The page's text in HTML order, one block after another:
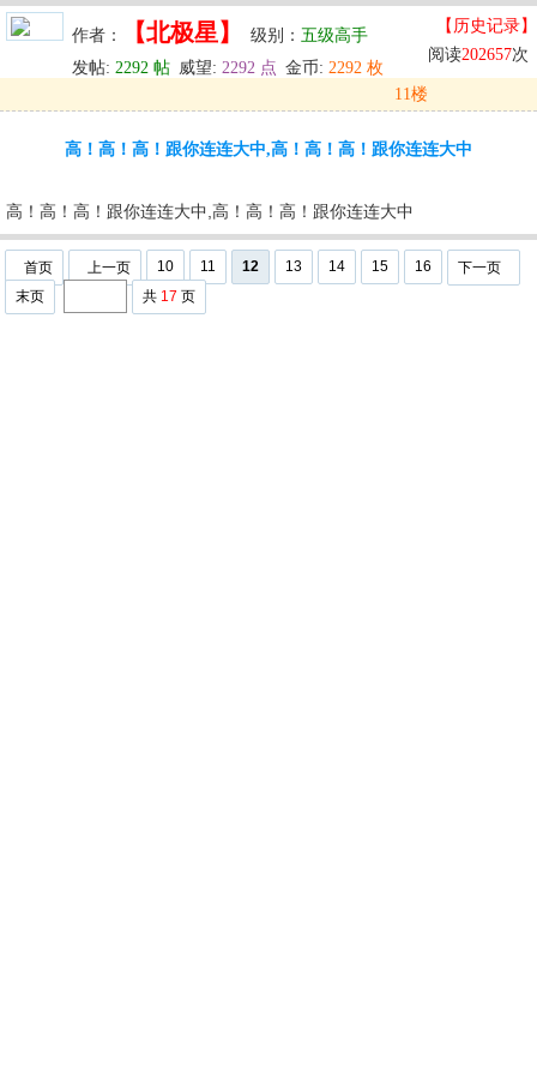
作者： 【北极星】 级别： 五级高手
发帖: 2292 帖 威望: 2292 点 金币: 2292 枚
【历史记录】
阅读202657次
11楼
u 编辑 u
高！高！高！跟你连连大中,高！高！高！跟你连连大中
高！高！高！跟你连连大中,高！高！高！跟你连连大中
首页 上一页 10 11 12 13 14 15 16
下一页
末页
共 17 页